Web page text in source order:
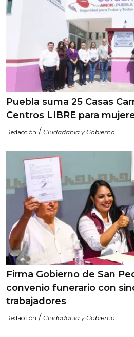
Puebla suma 25 Casas
Centros LIBRE para
Redacción / Ciudadanía y Gobierno
Firma Gobierno de San
convenio funerario con
trabajadores
Redacción / Ciudadanía y Gobierno